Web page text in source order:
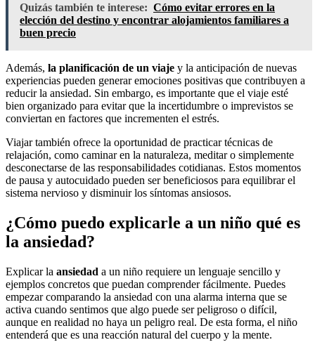
Quizás también te interese: Cómo evitar errores en la
elección del destino y encontrar alojamientos familiares a
buen precio
Además, la planificación de un viaje y la anticipación de nuevas
experiencias pueden generar emociones positivas que contribuyen a
reducir la ansiedad. Sin embargo, es importante que el viaje esté
bien organizado para evitar que la incertidumbre o imprevistos se
conviertan en factores que incrementen el estrés.
Viajar también ofrece la oportunidad de practicar técnicas de
relajación, como caminar en la naturaleza, meditar o simplemente
desconectarse de las responsabilidades cotidianas. Estos momentos
de pausa y autocuidado pueden ser beneficiosos para equilibrar el
sistema nervioso y disminuir los síntomas ansiosos.
¿Cómo puedo explicarle a un niño qué es
la ansiedad?
Explicar la ansiedad a un niño requiere un lenguaje sencillo y
ejemplos concretos que puedan comprender fácilmente. Puedes
empezar comparando la ansiedad con una alarma interna que se
activa cuando sentimos que algo puede ser peligroso o difícil,
aunque en realidad no haya un peligro real. De esta forma, el niño
entenderá que es una reacción natural del cuerpo y la mente.